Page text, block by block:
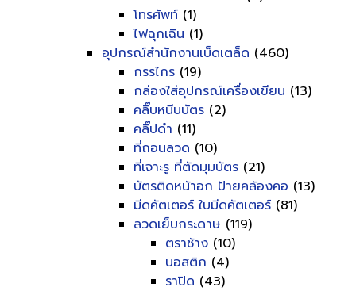
โทรศัพท์ (1)
ไฟฉุกเฉิน (1)
อุปกรณ์สำนักงานเบ็ดเตล็ด (460)
กรรไกร (19)
กล่องใส่อุปกรณ์เครื่องเขียน (13)
คลิ๊บหนีบบัตร (2)
คลิ๊ปดำ (11)
ที่ถอนลวด (10)
ที่เจาะรู ที่ตัดมุมบัตร (21)
บัตรติดหน้าอก ป้ายคล้องคอ (13)
มีดคัตเตอร์ ใบมีดคัตเตอร์ (81)
ลวดเย็บกระดาษ (119)
ตราช้าง (10)
บอสติก (4)
ราปิด (43)